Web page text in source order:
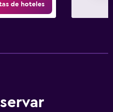
de hoteles